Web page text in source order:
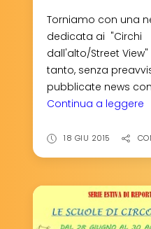
estiva!
Torniamo con una
dedicata ai "Circhi
dall'alto/Street View"
tanto, senza
pubblicate news
Continua a leggere
a
18 GIU 2015